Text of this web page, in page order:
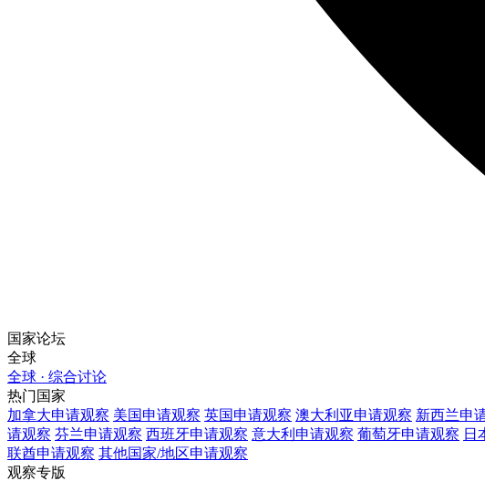
国家论坛
全球
全球 · 综合讨论
热门国家
加拿大申请观察 美国申请观察 英国申请观察 澳大利亚申请观察 新西兰申
请观察 芬兰申请观察 西班牙申请观察 意大利 申请观察 葡萄牙申请观察 日
联酋申请观察 其他国家/地区申请观察
观察专版